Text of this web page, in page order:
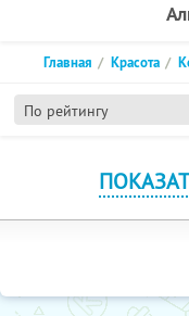
По рейтингу
Главная Красота